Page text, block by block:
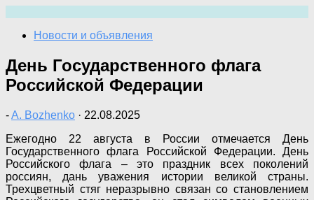
содержимому
Новости и объявления
День Государственного флага
Российской Федерации
-A. Bozhenko · 22.08.2025
Ежегодно 22 августа в России отмечается День
Государственного флага Российской Федерации. День
Российского флага – это праздник всех поколений
россиян, дань уважения истории великой страны.
Трехцветный стяг неразрывно связан со становлением